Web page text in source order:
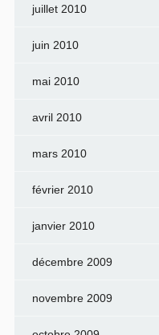
juillet 2010
juin 2010
mai 2010
avril 2010
mars 2010
février 2010
janvier 2010
décembre 2009
novembre 2009